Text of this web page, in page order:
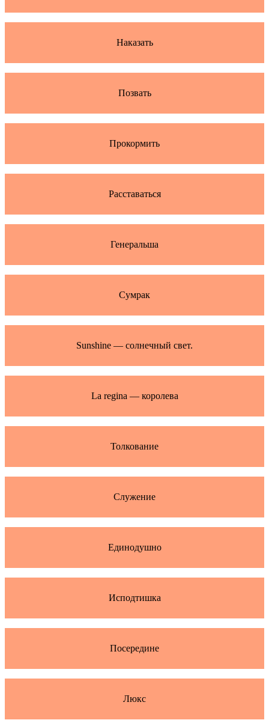
Наказать
Позвать
Прокормить
Расставаться
Генеральша
Сумрак
Sunshine — солнечный свет.
La regina — королева
Толкование
Служение
Единодушно
Исподтишка
Посередине
Люкс